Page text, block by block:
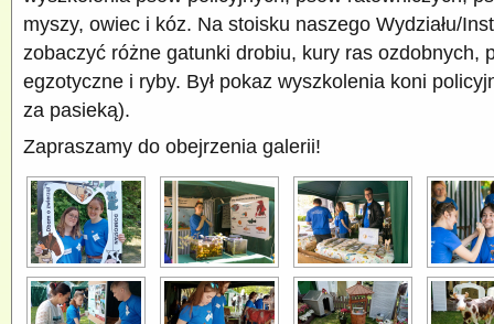
myszy, owiec i kóz. Na stoisku naszego Wydziału/
zobaczyć różne gatunki drobiu, kury ras ozdobnych,
egzotyczne i ryby. Był pokaz wyszkolenia koni
za pasieką).
Zapraszamy do obejrzenia galerii!